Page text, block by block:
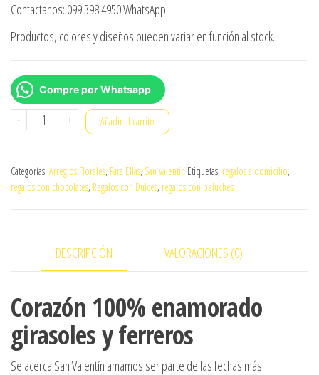
Contactanos: 099 398 4950 WhatsApp
Productos, colores y diseños pueden variar en función al stock.
Compre por Whatsapp
-
Corazón
girasoles
+ Añadir al carrito
Categorías: Arreglos Florales, Para Ellas, San Valentin Etiquetas: regalos a domicilio,
regalos con chocolates, Regalos con Dulces, regalos con peluches
DESCRIPCIÓN VALORACIONES (0)
Corazón 100% enamorado
girasoles y ferreros
Se acerca San Valentín amamos ser parte de las fechas más